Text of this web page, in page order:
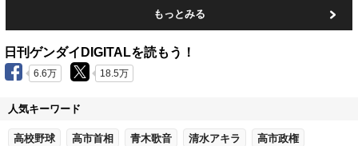
もっとみる
日刊ゲンダイDIGITALを読もう！
6.6万 18.5万
人気キーワード
高校野球 高市首相 青木歌音 清水アキラ 高市政権